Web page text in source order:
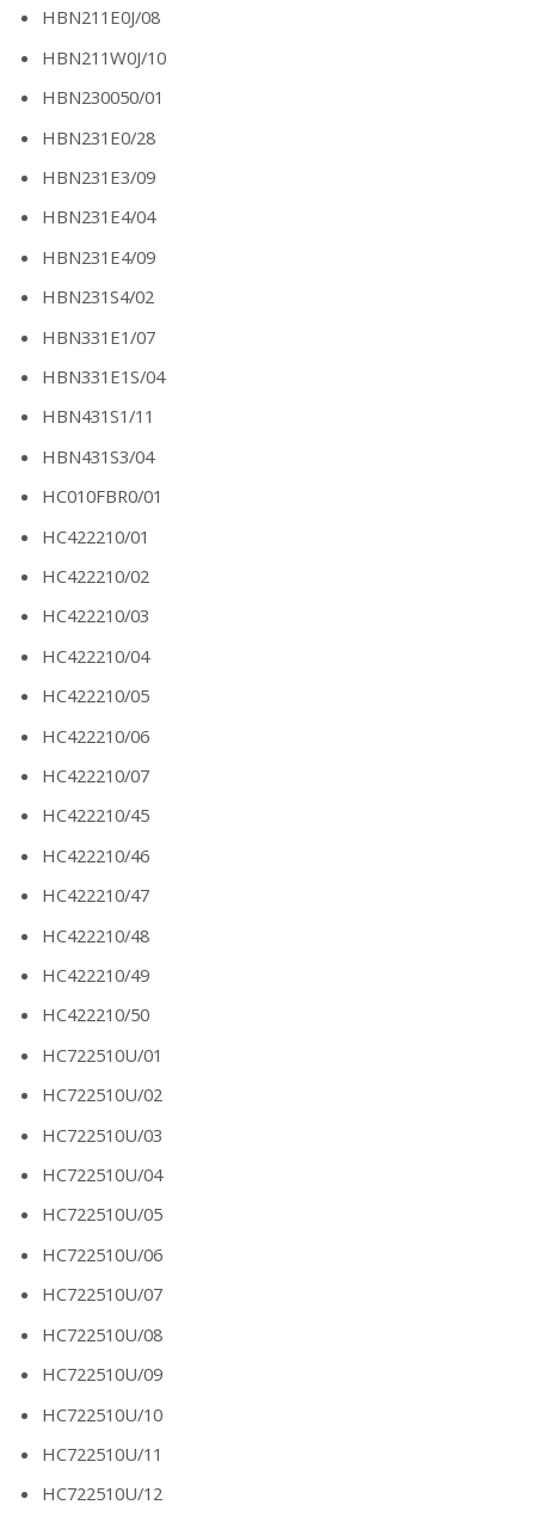
HBN211E0J/08
HBN211W0J/10
HBN230050/01
HBN231E0/28
HBN231E3/09
HBN231E4/04
HBN231E4/09
HBN231S4/02
HBN331E1/07
HBN331E1S/04
HBN431S1/11
HBN431S3/04
HC010FBR0/01
HC422210/01
HC422210/02
HC422210/03
HC422210/04
HC422210/05
HC422210/06
HC422210/07
HC422210/45
HC422210/46
HC422210/47
HC422210/48
HC422210/49
HC422210/50
HC722510U/01
HC722510U/02
HC722510U/03
HC722510U/04
HC722510U/05
HC722510U/06
HC722510U/07
HC722510U/08
HC722510U/09
HC722510U/10
HC722510U/11
HC722510U/12